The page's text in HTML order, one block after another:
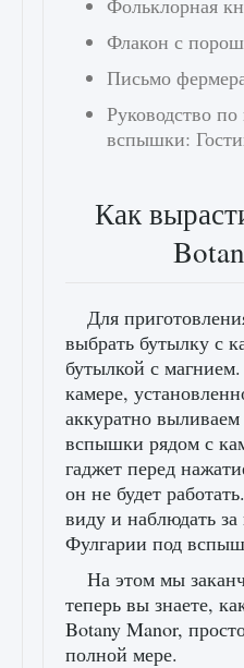
Флакон с
Письмо
Руководство
вспышки:
Как
Для
выбрать бутылку с
бутылкой с
камере,
аккуратно
вспышки рядом с
гаджет перед
он не будет
виду и наблюдать
Фулгарии под
На этом мы
теперь вы знаете,
Botany Manor,
полной мере.